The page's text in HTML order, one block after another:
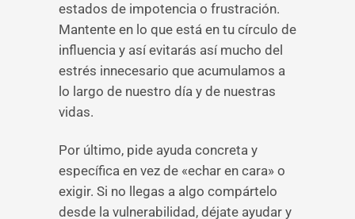
estados de impotencia o frustración.
Mantente en lo que está en tu círculo de
influencia y así evitarás así mucho del
estrés innecesario que acumulamos a
lo largo de nuestro día y de nuestras
vidas.
Por último, pide ayuda concreta y
específica en vez de «echar en cara» o
exigir. Si no llegas a algo compártelo
desde la vulnerabilidad, déjate ayudar y